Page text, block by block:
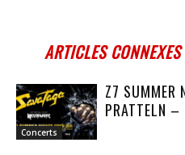
ARTICLES CONNEXES
Concerts
Z7 SUMMER
PRATTELN